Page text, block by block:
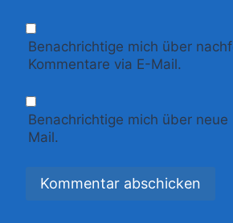
Benachrichtige mich über
Kommentare via E-Mail.
Benachrichtige mich über neue
Mail.